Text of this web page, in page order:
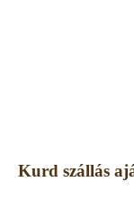
Kurd szállás